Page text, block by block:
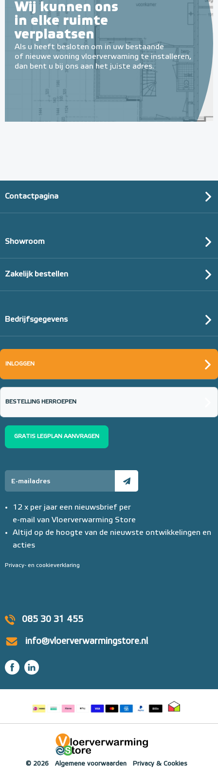
Wij kunnen ons
in elke ruimte
verplaatsen
Als u heeft besloten om in uw bestaande
of nieuwe woning vloerverwaming te installeren,
dan bent u bij ons aan het juiste adres.
085 30 31 455
info@vloerverwarmingstore.nl
Contactpagina
Showroom
Zakelijk bestellen
Bedrijfsgegevens
INLOGGEN
BESTELLING HERROEPEN
GRATIS LEGPLAN AANVRAGEN
12 x per jaar een nieuwsbrief per
e-mail van Vloerverwarming Store
Altijd op de hoogte van de nieuwste ontwikkelingen en
acties
Privacy- en cookieverklaring
© 2026 Algemene voorwaarden Privacy & Cookies